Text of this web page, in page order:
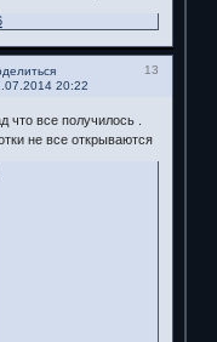
13
20:22
что все получилось .
не все открываются